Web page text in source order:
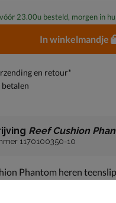
23.00u besteld, morgen in
In winkelmandje
en retour*
betalen
Reef Cushion
1170100350-10
Phantom heren